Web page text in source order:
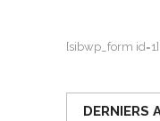
[sibwp_form id=1]
DERNIERS